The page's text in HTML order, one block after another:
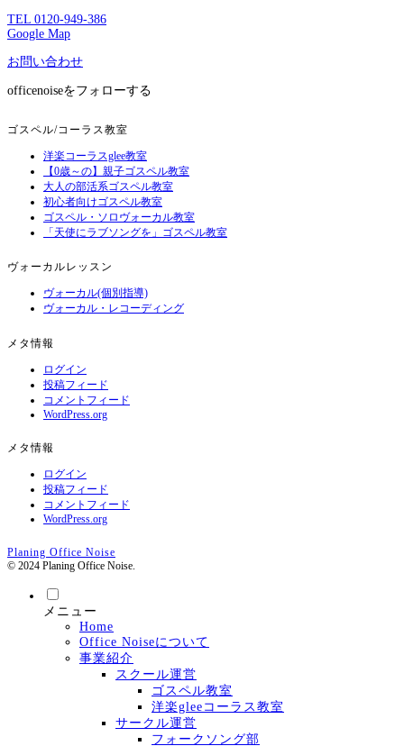
TEL 0120-949-386
Google Map
お問い合わせ
officenoiseをフォローする
ゴスペル/コーラス教室
洋楽コーラスglee教室
【0歳～の】親子ゴスペル教室
大人の部活系ゴスペル教室
初心者向けゴスペル教室
ゴスペル・ソロヴォーカル教室
「天使にラブソングを」ゴスペル教室
ヴォーカルレッスン
ヴォーカル(個別指導)
ヴォーカル・レコーディング
メタ情報
ログイン
投稿フィード
コメントフィード
WordPress.org
メタ情報
ログイン
投稿フィード
コメントフィード
WordPress.org
Planing Office Noise
© 2024 Planing Office Noise.
メニュー
Home
Office Noiseについて
事業紹介
スクール運営
ゴスペル教室
洋楽gleeコーラス教室
サークル運営
フォークソング部